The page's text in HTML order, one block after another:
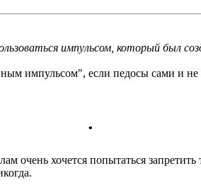
импульсом, который был
импульсом", если педосы сами и не
.
очень хочется попытаться запретить